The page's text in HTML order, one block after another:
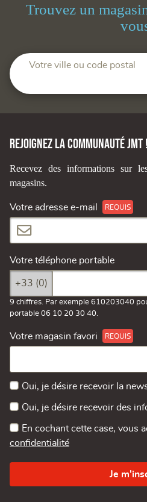
Trouvez un
Votre ville ou code postal
Rejoignez la communauté JMT !
Recevez des informations sur
magasins.
Votre adresse e-mail
Votre téléphone portable
+33 (0)
9 chiffres. Par exemple 610203040
portable 06 10 20 30 40.
Votre magasin favori
Oui, je désire recevoir la
Oui, je désire recevoir des
En cochant cette case, vous
confidentialité